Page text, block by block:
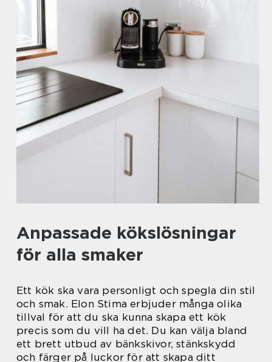
Anpassade kökslösningar
för alla smaker
Ett kök ska vara personligt och spegla din stil
och smak. Elon Stima erbjuder många olika
tillval för att du ska kunna skapa ett kök
precis som du vill ha det. Du kan välja bland
ett brett utbud av bänkskivor, stänkskydd
och färger på luckor för att skapa ditt